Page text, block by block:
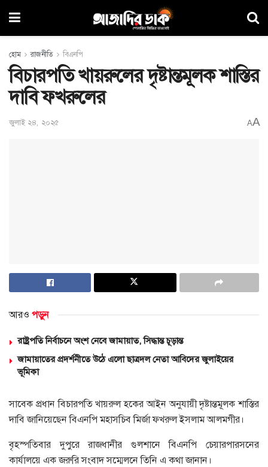
হোম রাজনীতি বিএনপি
বিচারপতি খায়রুলের দৃষ্টান্তমূলক শাস্তির
দাবি ফখরুলের
জুলাই ২৪, ২০২৫ AA
আরও পড়ুন
রাষ্ট্রপতি নির্বাচনে অংশ নেবে জামায়াত, সিদ্ধান্ত চূড়ান্ত
জামায়াতের প্রদর্শনীতে উঠে এলো ছাত্রদল নেতা আবিদের জুলাইয়ের
ভূমিকা
সাবেক প্রধান বিচারপতি খায়রুল হকের আইন অনুযায়ী দৃষ্টান্তমূলক শাস্তির
দাবি জানিয়েছেন বিএনপি মহাসচিব মির্জা ফখরুল ইসলাম আলমগীর।
বৃহস্পতিবার দুপুরে রাজধানীর গুলশানে বিএনপি চেয়ারপারসনের
কার্যালয়ে এক জরুরি সংবাদ সম্মেলনে তিনি এ কথা জানান।